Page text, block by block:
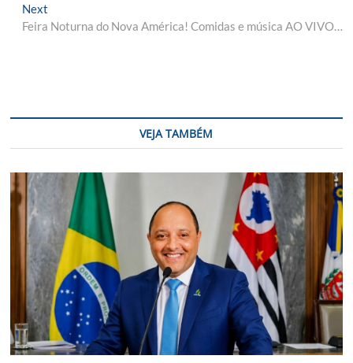
Post
NextNext
post:
Feira Noturna do Nova América! Comidas e música AO VIVO…
VEJA TAMBÉM